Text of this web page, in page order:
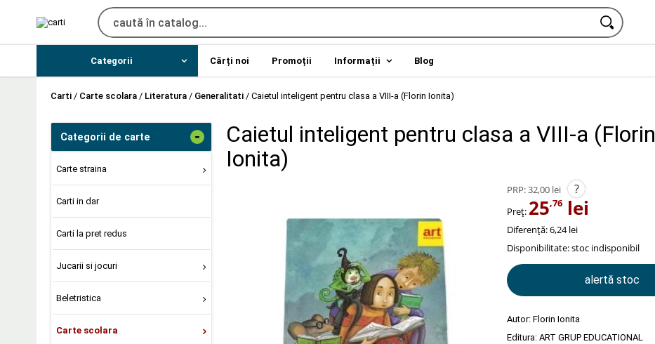
Categorii Cărți noi Promoții Informații Blog
Carti / Carte scolara / Literatura / Generalitati / Caietul inteligent pentru clasa a VIII-a (Florin Ionita)
Categorii de carte -
Carte straina
Carti in dar
Carti la pret redus
Jucarii si jocuri
Beletristica
Carte scolara
Caietul inteligent pentru clasa a VIII-a (Florin
Ionita)
PRP:32,00 lei ?
Preț: 25,76 lei
Diferență: 6,24 lei
Disponibilitate:stoc indisponibil
alertă stoc
Autor: Florin Ionita
Editura: ART GRUP EDUCATIONAL